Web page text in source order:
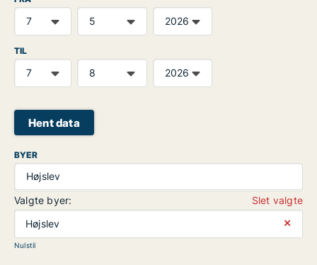
TIL
Hent data
BYER
Højslev
Valgte byer:
Slet valgte
Højslev
⨯
Nulstil